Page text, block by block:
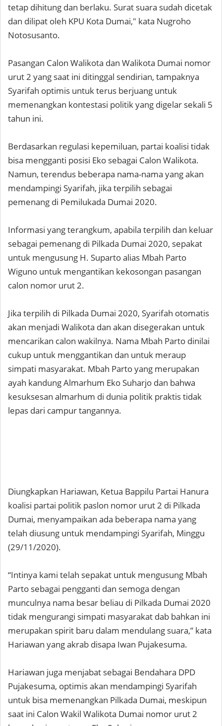
tetap dihitung dan berlaku. Surat suara sudah dicetak
dan dilipat oleh KPU Kota Dumai," kata Nugroho
Notosusanto.
Pasangan Calon Walikota dan Walikota Dumai nomor
urut 2 yang saat ini ditinggal sendirian, tampaknya
Syarifah optimis untuk terus berjuang untuk
memenangkan kontestasi politik yang digelar sekali 5
tahun ini.
Berdasarkan regulasi kepemiluan, partai koalisi tidak
bisa mengganti posisi Eko sebagai Calon Walikota.
Namun, terendus beberapa nama-nama yang akan
mendampingi Syarifah, jika terpilih sebagai
pemenang di Pemilukada Dumai 2020.
Informasi yang terangkum, apabila terpilih dan keluar
sebagai pemenang di Pilkada Dumai 2020, sepakat
untuk mengusung H. Suparto alias Mbah Parto
Wiguno untuk mengantikan kekosongan pasangan
calon nomor urut 2.
Jika terpilih di Pilkada Dumai 2020, Syarifah otomatis
akan menjadi Walikota dan akan disegerakan untuk
mencarikan calon wakilnya. Nama Mbah Parto dinilai
cukup untuk menggantikan dan untuk meraup
simpati masyarakat. Mbah Parto yang merupakan
ayah kandung Almarhum Eko Suharjo dan bahwa
kesuksesan almarhum di dunia politik praktis tidak
lepas dari campur tangannya.
Diungkapkan Hariawan, Ketua Bappilu Partai Hanura
koalisi partai politik paslon nomor urut 2 di Pilkada
Dumai, menyampaikan ada beberapa nama yang
telah diusung untuk mendampingi Syarifah, Minggu
(29/11/2020).
“Intinya kami telah sepakat untuk mengusung Mbah
Parto sebagai pengganti dan semoga dengan
munculnya nama besar beliau di Pilkada Dumai 2020
tidak mengurangi simpati masyarakat dab bahkan ini
merupakan spirit baru dalam mendulang suara,” kata
Hariawan yang akrab disapa Iwan Pujakesuma.
Hariawan juga menjabat sebagai Bendahara DPD
Pujakesuma, optimis akan mendampingi Syarifah
untuk bisa memenangkan Pilkada Dumai, meskipun
saat ini Calon Wakil Walikota Dumai nomor urut 2